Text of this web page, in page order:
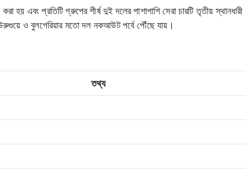
এবং প্রতিটি গ্রুপের শীর্ষ দুই দলের পাশাপাশি সেরা চারটি তৃতীয় স্থানধারী
ও বুলগেরিয়ার মতো দল নকআউট পর্বে পৌঁছে যায়।
তথ্য